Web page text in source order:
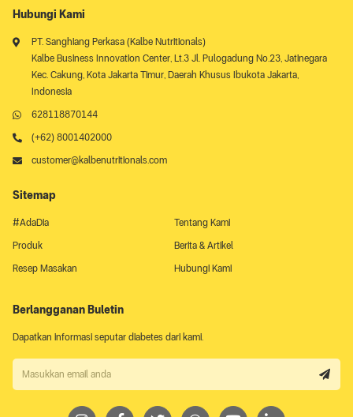
Hubungi Kami
PT. Sanghiang Perkasa (Kalbe Nutritionals)
Kalbe Business Innovation Center, Lt.3 Jl. Pulogadung No.23, Jatinegara
Kec. Cakung, Kota Jakarta Timur, Daerah Khusus Ibukota Jakarta,
Indonesia
628118870144
(+62) 8001402000
customer@kalbenutritionals.com
Sitemap
#AdaDia Tentang Kami
Produk Berita & Artikel
Resep Masakan Hubungi Kami
Berlangganan Buletin
Dapatkan informasi seputar diabetes dari kami.